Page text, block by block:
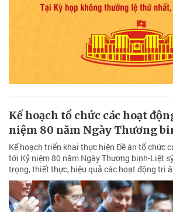
Kế hoạch tổ chức các hoạt
niệm 80 năm Ngày Thương
Kế hoạch triển khai thực hiện Đề án tổ chức
tới Kỷ niệm 80 năm Ngày Thương binh-Liệt
trọng, thiết thực, hiệu quả các hoạt động tri